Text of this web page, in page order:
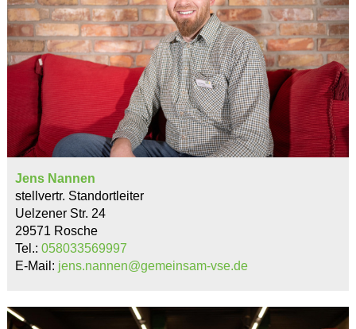
Jens Nannen
stellvertr. Standortleiter
Uelzener Str. 24
29571 Rosche
Tel.: 058033569997
E-Mail: jens.nannen@gemeinsam-vse.de